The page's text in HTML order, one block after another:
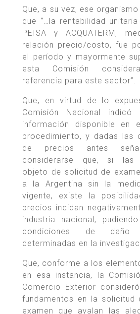
Que, a su vez, ese
que “…la rentabilidad
PEISA y ACQUATERM,
relación precio/costo, fue
el período y mayormente
esta Comisión
referencia para este sector”.
Que, en virtud de lo
Comisión Nacional
información disponible en
procedimiento, y dadas las
de precios antes
considerarse que, si las
objeto de solicitud de
a la Argentina sin la
vigente, existe la
precios incidan
industria nacional,
condiciones de daño
determinadas en la
Que, conforme a los
en esa instancia, la
Comercio Exterior
fundamentos en la solicitud
examen que avalan las